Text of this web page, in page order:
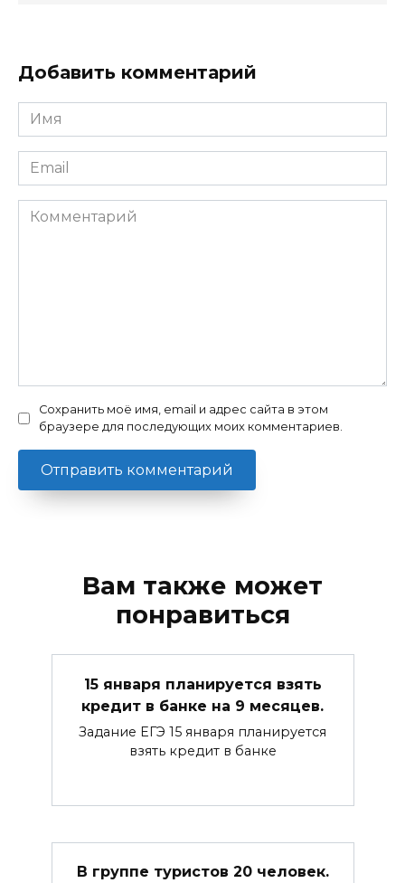
Добавить комментарий
Имя
*
Email
*
Комментарий
Сохранить моё имя, email и адрес сайта в этом
браузере для последующих моих комментариев.
Вам также может
понравиться
15 января планируется взять
кредит в банке на 9 месяцев.
Задание ЕГЭ 15 января планируется
взять кредит в банке
В группе туристов 20 человек.